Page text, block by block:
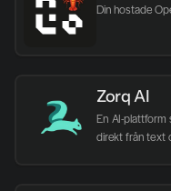
Din hostade
Zorq AI
En AI-plattform
direkt från text